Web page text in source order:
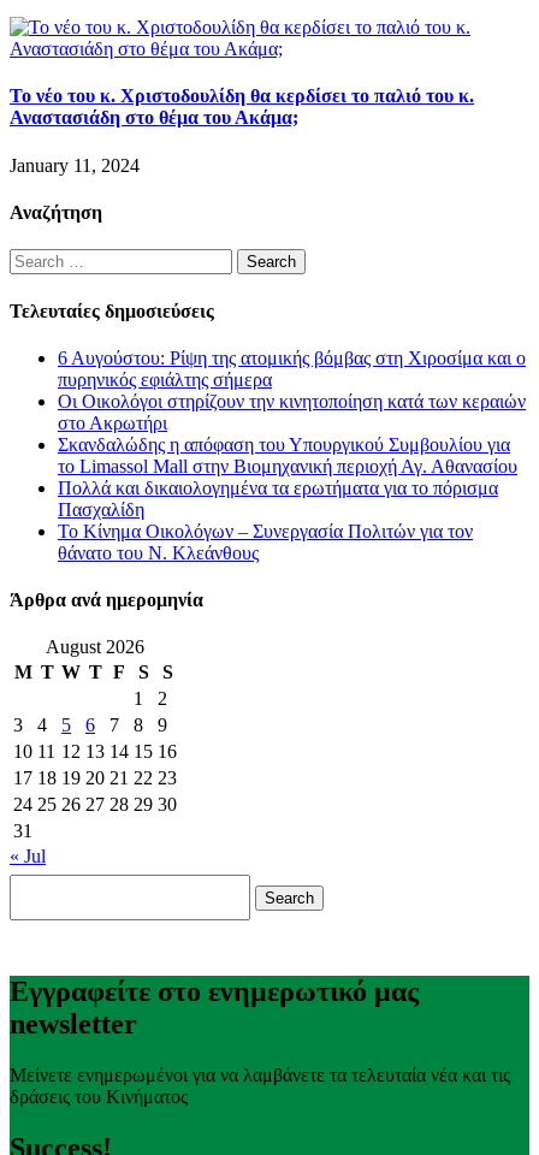
Το νέο του κ. Χριστοδουλίδη θα κερδίσει το παλιό του κ.
Αναστασιάδη στο θέμα του Ακάμα;
January 11, 2024
Αναζήτηση
Search
for:
Τελευταίες δημοσιεύσεις
6 Αυγούστου: Ρίψη της ατομικής βόμβας στη Χιροσίμα και ο
πυρηνικός εφιάλτης σήμερα
Οι Οικολόγοι στηρίζουν την κινητοποίηση κατά των κεραιών
στο Ακρωτήρι
Σκανδαλώδης η απόφαση του Υπουργικού Συμβουλίου για
το Limassol Mall στην Βιομηχανική περιοχή Αγ. Αθανασίου
Πολλά και δικαιολογημένα τα ερωτήματα για το πόρισμα
Πασχαλίδη
Το Κίνημα Οικολόγων – Συνεργασία Πολιτών για τον
θάνατο του Ν. Κλεάνθους
Άρθρα ανά ημερομηνία
August 2026
M T W T F S
S
1
2
3
4 5 6 7 8
9
10 11 12 13 14 15 16
17 18 19 20 21 22 23
24 25 26 27 28 29 30
31
« Jul
Εγγραφείτε στο ενημερωτικό μας
newsletter
Μείνετε ενημερωμένοι για να λαμβάνετε τα τελευταία νέα και τις
δράσεις του Κινήματος
Success!